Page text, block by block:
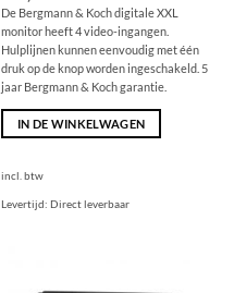
De Bergmann & Koch digitale XXL
monitor heeft 4 video-ingangen.
Hulplijnen kunnen eenvoudig met één
druk op de knop worden ingeschakeld. 5
jaar Bergmann & Koch garantie.
IN DE WINKELWAGEN
incl. btw
Levertijd: Direct leverbaar